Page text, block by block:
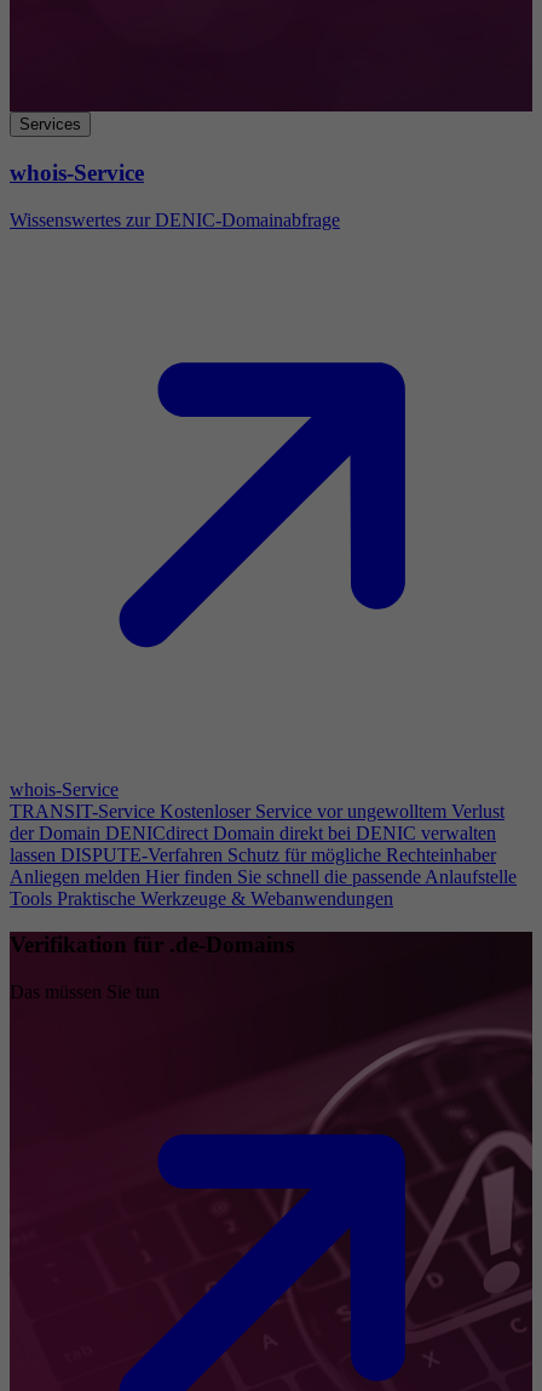
Services
whois-Service
Wissenswertes zur DENIC-Domainabfrage
whois-Service
TRANSIT-Service Kostenloser Service vor ungewolltem Verlust
der Domain DENICdirect Domain direkt bei DENIC verwalten
lassen DISPUTE-Verfahren Schutz für mögliche Rechteinhaber
Anliegen melden Hier finden Sie schnell die passende Anlaufstelle
Tools Praktische Werkzeuge & Webanwendungen
Verifikation für .de-Domains
Das müssen Sie tun